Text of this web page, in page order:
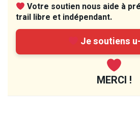
Votre soutien nous aide à
trail libre et indépendant.
Je soutiens
MERCI !